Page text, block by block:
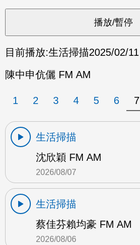
目前播放:生活掃描2025/02/11
陳中申伉儷 FM AM
1 2 3 4 5 6 7
生活掃描
沈欣穎 FM AM
2026/08/07
生活掃描
蔡佳芬賴均豪 FM AM
2026/08/06